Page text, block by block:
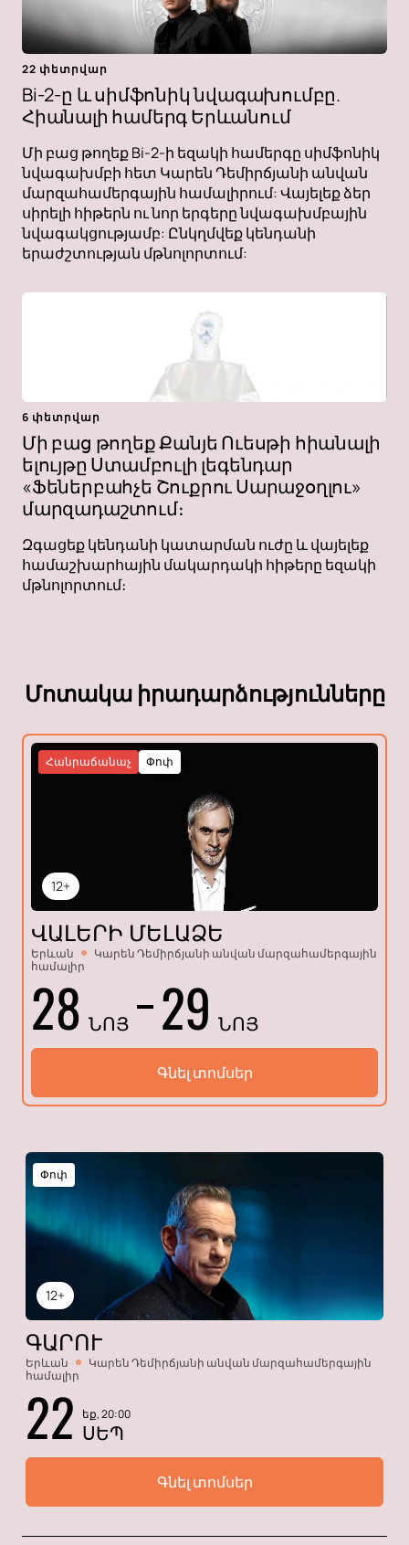
22 փետրվար
Bi-2-ը և սիմֆոնիկ նվագախումբը.
Հիանալի համերգ Երևանում
Մի բաց թողեք Bi-2-ի եզակի համերգը սիմֆոնիկ
նվագախմբի հետ Կարեն Դեմիրճյանի անվան
մարզահամերգային համալիրում: Վայելեք ձեր
սիրելի հիթերն ու նոր երգերը նվագախմբային
նվագակցությամբ: Ընկղմվեք կենդանի
երաժշտության մթնոլորտում:
6 փետրվար
Մի բաց թողեք Քանյե Ուեսթի հիանալի
ելույթը Ստամբուլի լեգենդար
«Ֆեներբահչե Շուքրու Սարաջօղլու»
մարզադաշտում։
Զգացեք կենդանի կատարման ուժը և վայելեք
համաշխարհային մակարդակի հիթերը եզակի
մթնոլորտում։
Մոտակա իրադարձությունները
12+
Փոփ
Հանրաճանաչ
ՎԱԼԵՐԻ ՄԵԼԱՁԵ
Երևան
Կարեն Դեմիրճյանի անվան մարզահամերգային
համալիր
28 ՆՈՅ 29 ՆՈՅ
Գնել տոմսեր
12+
Փոփ
ԳԱՐՈՒ
Երևան
Կարեն Դեմիրճյանի անվան մարզահամերգային
համալիր
22 եք, 20:00
ՍԵՊ
Գնել տոմսեր